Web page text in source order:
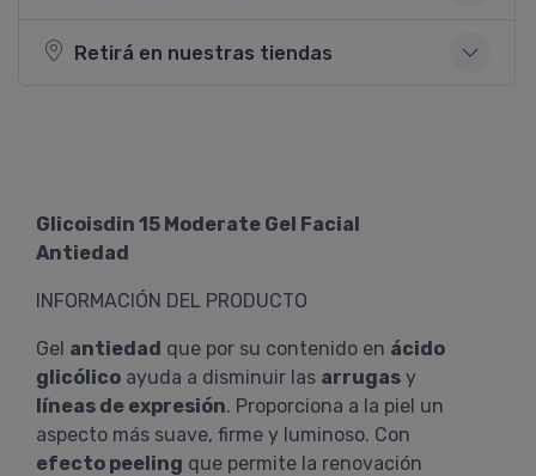
Retirá en nuestras tiendas
Glicoisdin 15 Moderate Gel Facial
Antiedad
INFORMACIÓN DEL PRODUCTO
Gel antiedad que por su contenido en ácido
glicólico ayuda a disminuir las arrugas y
líneas de expresión. Proporciona a la piel un
aspecto más suave, firme y luminoso. Con
efecto peeling que permite la renovación